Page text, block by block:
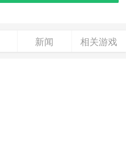
新闻 相关游戏